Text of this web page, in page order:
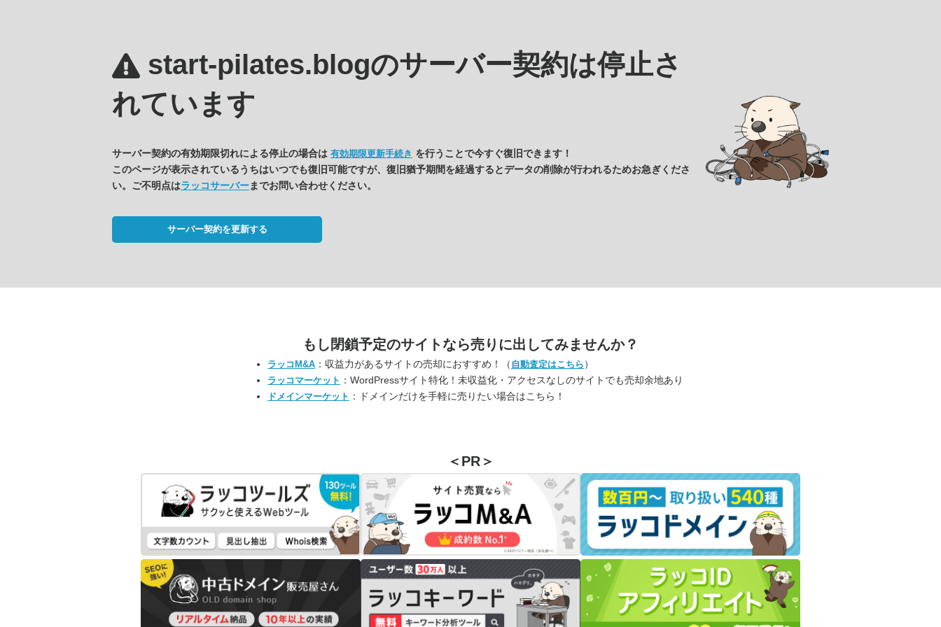
start-pilates.blogのサーバー契約は停止さ
れています
サーバー契約の有効期限切れによる停止の場合は 有効期限更新手続き を行うことで今すぐ復旧できます！
このページが表示されているうちはいつでも復旧可能ですが、復旧猶予期間を経過するとデータの削除が行われるためお急ぎくださ
い。ご不明点はラッコサーバーまでお問い合わせください。
サーバー契約を更新する
もし閉鎖予定のサイトなら売りに出してみませんか？
ラッコM&A ：収益力があるサイトの売却におすすめ！（ 自動査定はこちら ）
ラッコマーケット ：WordPressサイト特化！未収益化・アクセスなしのサイトでも売却余地あり
ドメインマーケット ：ドメインだけを手軽に売りたい場合はこちら！
＜PR＞